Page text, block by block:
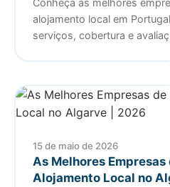
alojamento local em
serviços, cobertura e
15 de maio de 2026
As Melhores Empresas
Alojamento Local no